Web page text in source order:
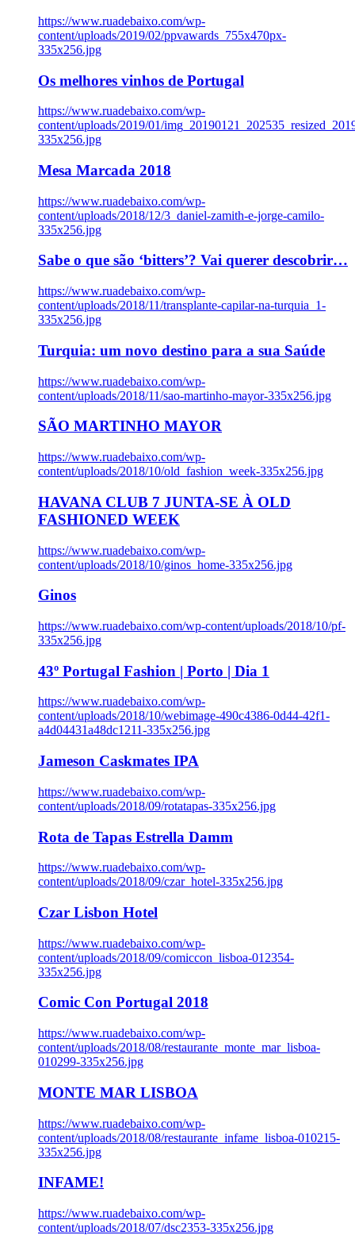
https://www.ruadebaixo.com/wp-
content/uploads/2019/02/ppvawards_755x470px-
335x256.jpg
Os melhores vinhos de Portugal
https://www.ruadebaixo.com/wp-
content/uploads/2019/01/
335x256.jpg
Mesa Marcada 2018
https://www.ruadebaixo.com/wp-
content/uploads/2018/12/3_daniel-zamith-e-jorge-camilo-
335x256.jpg
Sabe o que são ‘bitters’? Vai querer descobrir…
https://www.ruadebaixo.com/wp-
content/uploads/2018/11/transplante-capilar-na-turquia_1-
335x256.jpg
Turquia: um novo destino para a sua Saúde
https://www.ruadebaixo.com/wp-
content/uploads/2018/11/sao-martinho-mayor-335x256.jpg
SÃO MARTINHO MAYOR
https://www.ruadebaixo.com/wp-
content/uploads/2018/10/old_fashion_week-335x256.jpg
HAVANA CLUB 7 JUNTA-SE À OLD
FASHIONED WEEK
https://www.ruadebaixo.com/wp-
content/uploads/2018/10/ginos_home-335x256.jpg
Ginos
https://www.ruadebaixo.com/wp-content/uploads/2018/10/pf-
335x256.jpg
43º Portugal Fashion | Porto | Dia 1
https://www.ruadebaixo.com/wp-
content/uploads/2018/10/webimage-490c4386-0d44-42f1-
a4d04431a48dc1211-335x256.jpg
Jameson Caskmates IPA
https://www.ruadebaixo.com/wp-
content/uploads/2018/09/rotatapas-335x256.jpg
Rota de Tapas Estrella Damm
https://www.ruadebaixo.com/wp-
content/uploads/2018/09/czar_hotel-335x256.jpg
Czar Lisbon Hotel
https://www.ruadebaixo.com/wp-
content/uploads/2018/09/comiccon_lisboa-012354-
335x256.jpg
Comic Con Portugal 2018
https://www.ruadebaixo.com/wp-
content/uploads/2018/08/restaurante_monte_mar_lisboa-
010299-335x256.jpg
MONTE MAR LISBOA
https://www.ruadebaixo.com/wp-
content/uploads/2018/08/restaurante_infame_lisboa-010215-
335x256.jpg
INFAME!
https://www.ruadebaixo.com/wp-
content/uploads/2018/07/dsc2353-335x256.jpg